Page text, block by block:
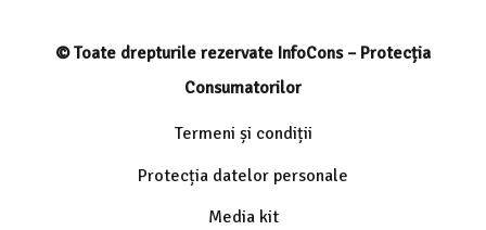
© Toate drepturile rezervate InfoCons – Protecția
Consumatorilor
Termeni și condiții
Protecția datelor personale
Media kit